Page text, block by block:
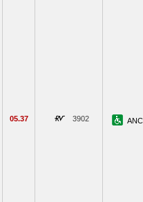
05.37 3902